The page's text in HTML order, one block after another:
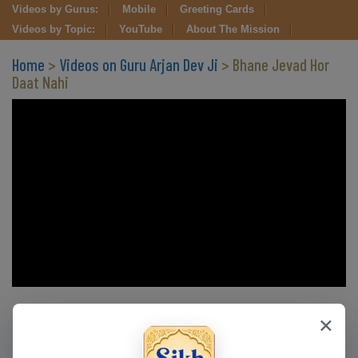
Videos by Gurus: Mobile
Greeting Cards
Videos by Topic:
YouTube About The Mission
Home > Videos on Guru Arjan Dev Ji > Bhane Jevad Hor
Daat Nahi
Clips in this Video
CLIP 7
×